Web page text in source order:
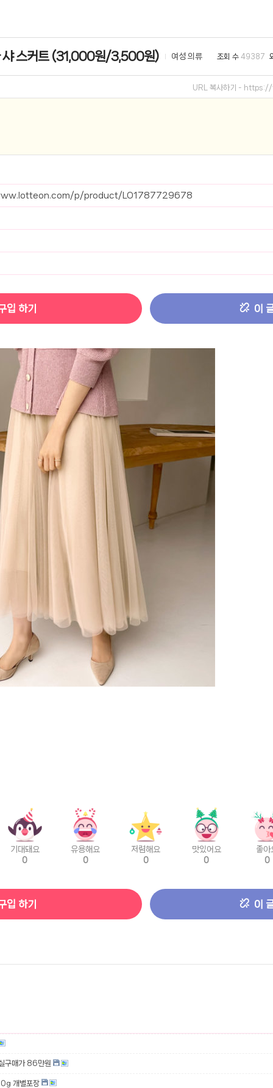
스커트 (31,000원/3,500원) 여성 의류 조회 수 49387
URL 복사하기 -
p/product/LO1787729678
입 하기 이
기대돼요
0
유용해요
0
저렴해요
0
맛있어요
0
좋아
0
입 하기 이
구매가 86만원
개별포장
- 원팡
- 원팡
삼겹 등 - 원팡
이젠 7000 시리즈 지포스 RTX 4060 FA607PV-QT076 - 원팡
니PC 컴퓨터 베어본 [ 1 ] - 원팡
씩 30개 - 원팡
104키 풀배열
- 원팡